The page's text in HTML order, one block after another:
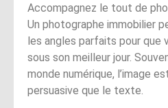
Accompagnez le tout de
Un photographe immobilier
les angles parfaits pour que
sous son meilleur jour.
monde numérique, l’image
persuasive que le texte.